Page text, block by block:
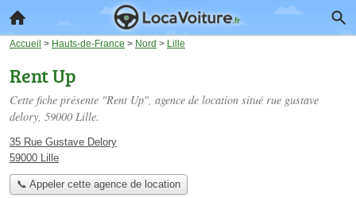
Accueil > Hauts-de-France > Nord > Lille
Rent Up
Cette fiche présente "Rent Up", agence de location situé rue gustave
delory, 59000 Lille.
35 Rue Gustave Delory
59000 Lille
📞 Appeler cette agence de location